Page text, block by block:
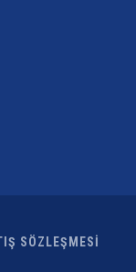
SÖZLEŞMESİ